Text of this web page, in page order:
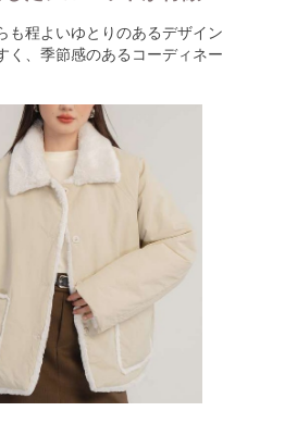
も程よいゆとりのあるデザイン
く、季節感のあるコーディネー